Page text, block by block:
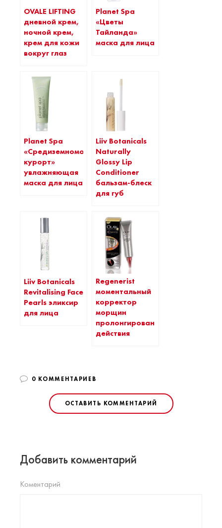
OVALE LIFTING
дневной крем,
ночной крем,
крем для кожи
вокруг глаз
Planet Spa
«Цветы
Тайланда»
маска для лица
Planet Spa
«Средиземноморский
курорт»
увлажняющая
маска для лица
Liiv Botanicals
Naturally
Glossy Lip
Conditioner
бальзам-блеск
для губ
Liiv Botanicals
Revitalising Face
Pearls эликсир
для лица
Regenerist
моментальный
корректор
морщин
пролонгированного
действия
0 КОММЕНТАРИЕВ
ОСТАВИТЬ КОММЕНТАРИЙ
Добавить комментарий
Коментарий